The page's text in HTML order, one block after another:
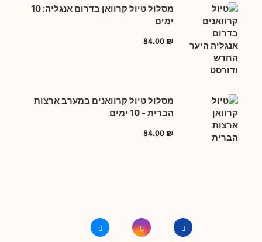
מסלול טיול קרוואן בדרום אנגליה: 10
ימים
84.00 ₪
מסלול טיול קרוואנים במערב ארצות
הברית - 10 ימים
84.00 ₪